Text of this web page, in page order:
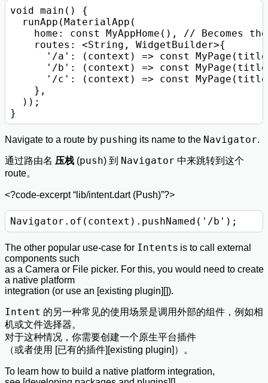
void main() {
  runApp(MaterialApp(
home: const MyAppHome(), // Becomes
    routes: <String, WidgetBuilder>{
'/a': (context) => const
'/b': (context) => const
'/c': (context) => const
    },
  ));
Navigate to a route by pushing its name to the Navigator.
通过路由名 压栈 (push) 到 Navigator 中来跳转到这个
route。
<?code-excerpt “lib/intent.dart (Push)”?>
The other popular use-case for Intents is to call external
components such
as a Camera or File picker. For this, you would need to create
a native platform
integration (or use an [existing plugin][]).
Intent 的另一种常见的使用场景是调用外部的组件，例如相
机或文件选择器。
对于这种情况，你需要创建一个原生平台插件
（或者使用 [已有的插件][existing plugin]）。
To learn how to build a native platform integration,